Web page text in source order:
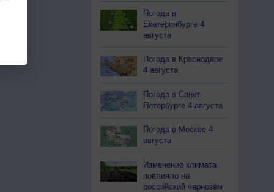
Погода в
Екатеринбурге 4
августа
Погода в Краснодаре
4 августа
Погода в Санкт-
Петербурге 4 августа
Погода в Москве 4
августа
Изменение климата
повлияло на
российский чернозём